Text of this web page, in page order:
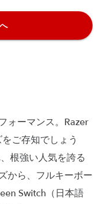
ォーマンス。Razer
ご存知でしょう
根強い人気を誇る
から、フルキーボー
Switch（日本語